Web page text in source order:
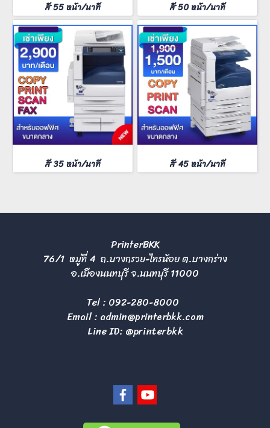
สี 55 หน้า/นาที สี 50 หน้า/นาที
สี 35 หน้า/นาที สี 45 หน้า/นาที
PrinterBKK
76/1 หมู่ที่ 4 ถ.บางกรวย-ไทรน้อย ต.บางกร่าง
อ.เมืองนนทบุรี จ.นนทบุรี 11000
Tel : 092-280-8000
Email : admin@printerbkk.com
Line ID: @printerbkk